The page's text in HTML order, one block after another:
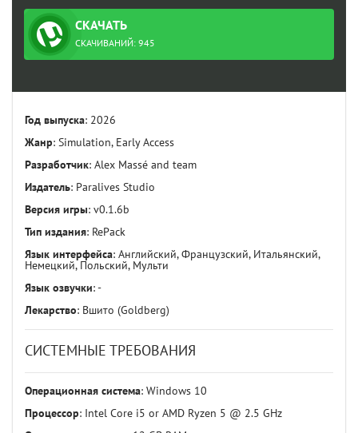
СКАЧАТЬ
ТОРРЕНТ
СКАЧИВАНИЙ: 945
Год выпуска: 2026
Жанр: Simulation, Early Access
Разработчик: Alex Massé and team
Издатель: Paralives Studio
Версия игры: v0.1.6b
Тип издания: RePack
Язык интерфейса: Английский, Французский, Итальянский,
Немецкий, Польский, Мульти
Язык озвучки: -
Лекарство: Вшито (Goldberg)
СИСТЕМНЫЕ ТРЕБОВАНИЯ
Операционная система: Windows 10
Процессор: Intel Core i5 or AMD Ryzen 5 @ 2.5 GHz